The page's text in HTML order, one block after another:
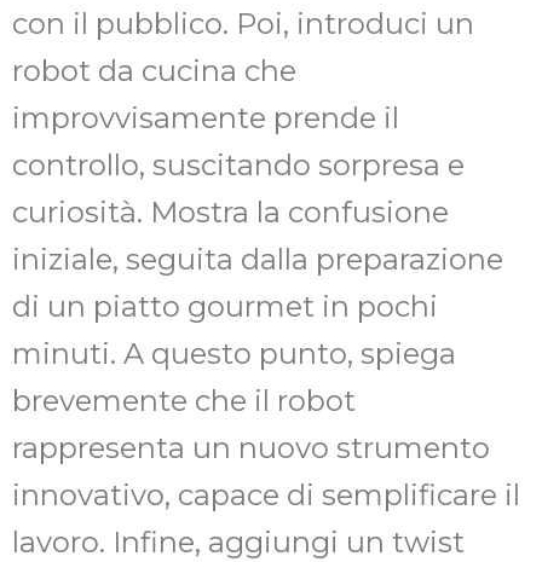
con il pubblico. Poi, introduci un
robot da cucina che
improvvisamente prende il
controllo, suscitando sorpresa e
curiosità. Mostra la confusione
iniziale, seguita dalla preparazione
di un piatto gourmet in pochi
minuti. A questo punto, spiega
brevemente che il robot
rappresenta un nuovo strumento
innovativo, capace di semplificare il
lavoro. Infine, aggiungi un twist